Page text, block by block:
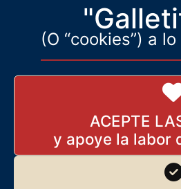
(O “cookies”) a
ACEPTE